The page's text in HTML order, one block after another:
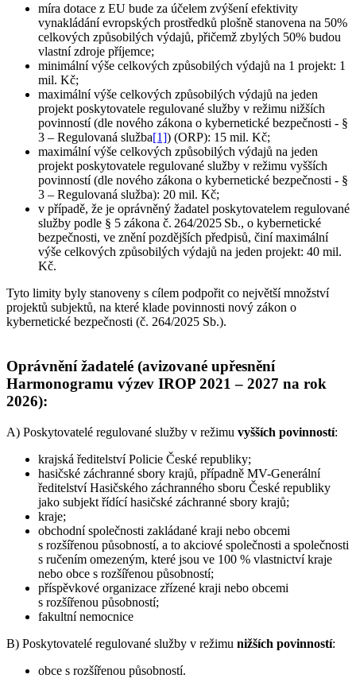
míra dotace z EU bude za účelem zvýšení efektivity
vynakládání evropských prostředků plošně stanovena na 50%
celkových způsobilých výdajů, přičemž zbylých 50% budou
vlastní zdroje příjemce;
minimální výše celkových způsobilých výdajů na 1 projekt: 1
mil. Kč;
maximální výše celkových způsobilých výdajů na jeden
projekt poskytovatele regulované služby v režimu nižších
povinností (dle nového zákona o kybernetické bezpečnosti - §
3 – Regulovaná služba[1]) (ORP): 15 mil. Kč;
maximální výše celkových způsobilých výdajů na jeden
projekt poskytovatele regulované služby v režimu vyšších
povinností (dle nového zákona o kybernetické bezpečnosti - §
3 – Regulovaná služba): 20 mil. Kč;
v případě, že je oprávněný žadatel poskytovatelem regulované
služby podle § 5 zákona č. 264/2025 Sb., o kybernetické
bezpečnosti, ve znění pozdějších předpisů, činí maximální
výše celkových způsobilých výdajů na jeden projekt: 40 mil.
Kč.
Tyto limity byly stanoveny s cílem podpořit co největší množství
projektů subjektů, na které klade povinnosti nový zákon o
kybernetické bezpečnosti (č. 264/2025 Sb.).
Oprávnění žadatelé (avizované upřesnění
Harmonogramu výzev IROP 2021 – 2027 na rok
2026):
A) Poskytovatelé regulované služby v režimu vyšších povinností:
krajská ředitelství Policie České republiky;
hasičské záchranné sbory krajů, případně MV-Generální
ředitelství Hasičského záchranného sboru České republiky
jako subjekt řídící hasičské záchranné sbory krajů;
kraje;
obchodní společnosti zakládané kraji nebo obcemi
s rozšířenou působností, a to akciové společnosti a společnosti
s ručením omezeným, které jsou ve 100 % vlastnictví kraje
nebo obce s rozšířenou působností;
příspěvkové organizace zřízené kraji nebo obcemi
s rozšířenou působností;
fakultní nemocnice
B) Poskytovatelé regulované služby v režimu nižších povinností:
obce s rozšířenou působností.